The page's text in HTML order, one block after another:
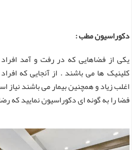
دکوراسیون مطب :
یکی از فضاهایی که در رفت و آمد
کلینیک ها می باشند . از آنجایی که
اغلب زیاد و همچنین بیمار می باشند
فضا را به گونه ای دکوراسیون نمایید که